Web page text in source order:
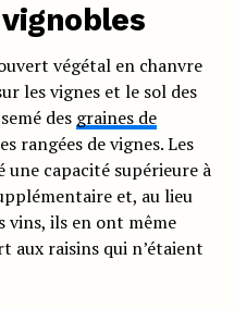
végétal en chanvre
les vignes et le sol des
des graines de
rangées de vignes. Les
capacité supérieure à
et, au lieu
vins, ils en ont même
aux raisins qui n’étaient